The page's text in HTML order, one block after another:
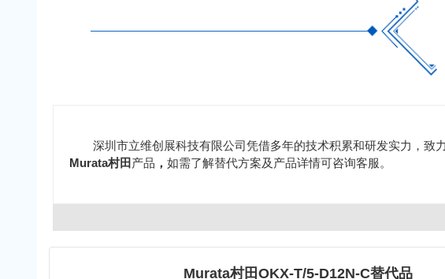
深圳市立维创展科技有限公司凭借多年的技术积累和研发实力，
Murata村田 产品 ， 如需了解替代方案及产品详情可咨询客服。
Murata村田OKX-T/5-D12N-C替代品